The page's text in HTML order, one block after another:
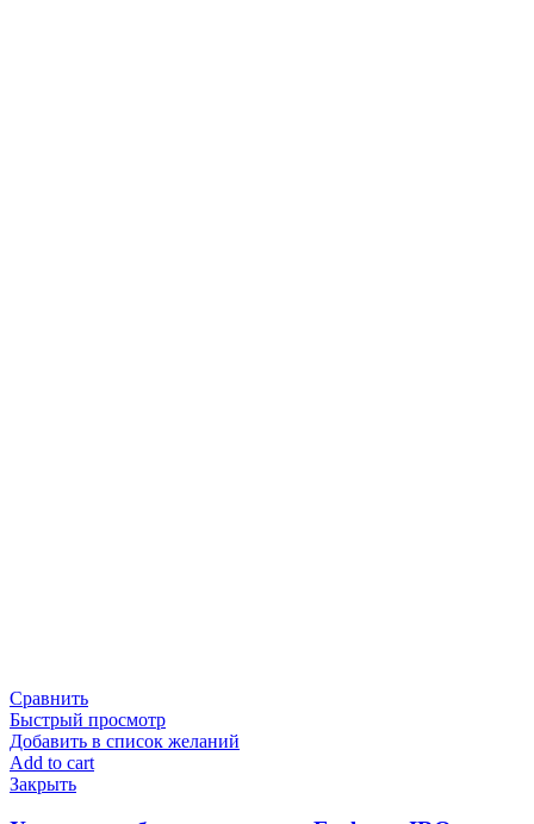
Сравнить
Быстрый просмотр
Добавить в список желаний
Add to cart
Закрыть